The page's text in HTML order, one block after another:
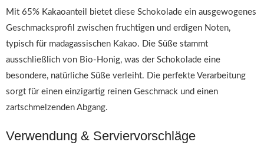
Mit 65% Kakaoanteil bietet diese Schokolade ein ausgewogenes
Geschmacksprofil zwischen fruchtigen und erdigen Noten,
typisch für madagassischen Kakao. Die Süße stammt
ausschließlich von Bio-Honig, was der Schokolade eine
besondere, natürliche Süße verleiht. Die perfekte Verarbeitung
sorgt für einen einzigartig reinen Geschmack und einen
zartschmelzenden Abgang.
Verwendung & Serviervorschläge